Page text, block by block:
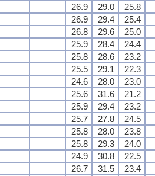
26.9 29.0
25.8
26.9 29.4
25.4
26.8 29.6
25.0
25.9 28.4
24.4
25.8 28.6
23.2
25.5 29.1
22.3
24.6 28.0
23.0
25.6 31.6
21.2
25.9 29.4
23.2
25.7 27.8
24.5
25.8 28.0
23.8
25.8 29.3
24.0
24.9 30.8
22.5
26.7 31.5
23.4
26.9 29.0
25.8
26.9 29.4
25.4
26.8 29.6
25.0
25.9 28.4
24.4
25.8 28.6
23.2
25.5 29.1
22.3
24.6 28.0
23.0
25.6 31.6
21.2
25.9 29.4
23.2
25.7 27.8
24.5
25.8 28.0
23.8
25.8 29.3
24.0
24.9 30.8
22.5
26.7 31.5
23.4
26.9 29.0
25.8
26.9 29.4
25.4
26.8 29.6
25.0
25.9 28.4
24.4
25.8 28.6
23.2
25.5 29.1
22.3
24.6 28.0
23.0
25.6 31.6
21.2
25.9 29.4
23.2
25.7 27.8
24.5
25.8 28.0
23.8
25.8 29.3
24.0
24.9 30.8
22.5
26.7 31.5
23.4
26.9 29.0
25.8
26.9 29.4
25.4
26.8 29.6
25.0
25.9 28.4
24.4
25.8 28.6
23.2
25.5 29.1
22.3
24.6 28.0
23.0
25.6 31.6
21.2
25.9 29.4
23.2
25.7 27.8
24.5
25.8 28.0
23.8
25.8 29.3
24.0
24.9 30.8
22.5
26.7 31.5
23.4